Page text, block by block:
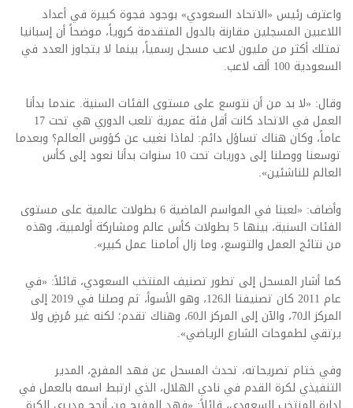
واعترف رئيس «الاتحاد السعودي» بوجود فجوة كبيرة في أعداد
اللاعبين المسجلين مقارنة بالدول المتقدمة كروياً، موضحاً أن إسبانيا
تمتلك أكثر من مليون لاعب مسجل رسمياً، بينما لا يتجاوز العدد في
السعودية 100 ألف لاعب.
وقال: «لا بد من أن نتوسع على مستوى الفئات السنية. عندما بدأنا
العمل في الاتحاد كانت أقل فئة عمرية تلعب الدوري هي تحت 17
عاماً، وكان هناك تساؤل دائم: لماذا نغيب عن كؤوس العالم؟ وبعدما
توسعنا ووصلنا إلى دوريات تحت 10 سنوات بدأنا نعود إلى كأس
العالم للناشئين».
وأضاف: «لعبنا في المواسم الماضية 6 بطولات عالمية على مستوى
الفئات السنية، بينها 5 بطولات كأس عالم ومشاركة أولمبية، وهذه
من نتائج العمل والتوسع، وما زال أمامنا عمل كبير».
كما أشار المسحل إلى تطور تصنيف المنتخب السعودي، قائلاً: «في
عام 2011 كان تصنيفنا الـ126، وهو الأسوأ، ثم وصلنا في 2019 إلى
المركز الـ70، والآن إلى المركز الـ60، وهناك تقدم؛ لكنه غير مُرضٍ ولا
يرتقي لطموحات الشارع الرياضي».
وفي ختام تصريحاته، تحدث المسحل عن فهد المفرج، المدير
التنفيذي لكرة القدم في نادي الهلال، الذي ارتبط اسمه بالعمل في